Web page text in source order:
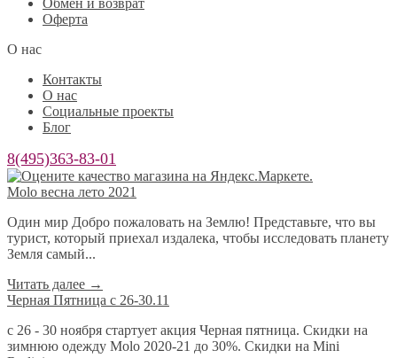
Оферта
О нас
Контакты
О нас
Социальные проекты
Блог
8(495)363-83-01
Molo весна лето 2021
Один мир Добро пожаловать на Землю! Представьте, что вы
турист, который приехал издалека, чтобы исследовать планету
Земля самый...
Читать далее →
Черная Пятница с 26-30.11
с 26 - 30 ноября стартует акция Черная пятница. Скидки на
зимнюю одежду Molo 2020-21 до 30%. Скидки на Mini